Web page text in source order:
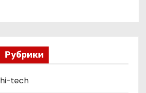
Рубрики
hi-tech